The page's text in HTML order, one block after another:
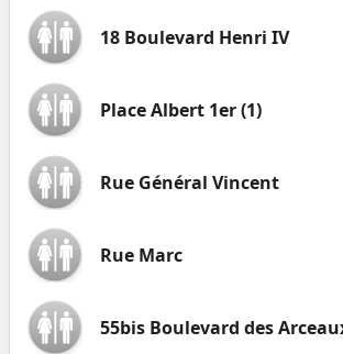
18 Boulevard Henri IV
Place Albert 1er (1)
Rue Général Vincent
Rue Marc
55bis Boulevard des